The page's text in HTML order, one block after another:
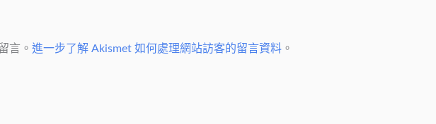
言。 進一步了解 Akismet 如何處理網站訪客的留言資料 。